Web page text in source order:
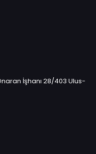
İşhanı 28/403 Ulus-